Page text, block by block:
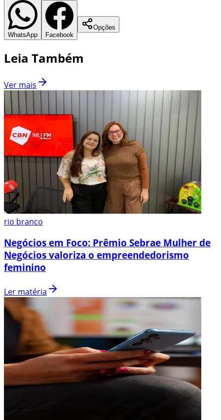
WhatsApp Facebook
Opções
Leia Também
Ver mais
rio branco
Negócios em Foco: Prêmio Sebrae Mulher de
Negócios valoriza o empreendedorismo
feminino
Ler matéria